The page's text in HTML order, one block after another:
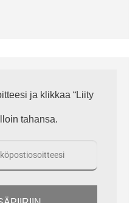
ja klikkaa “Liity
tahansa.